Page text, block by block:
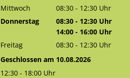
Von 14:00 bis 16:00 Uhr
Mittwoch 08:30 - 12:30 Uhr
Von 08:30 bis 12:30 Uhr
Donnerstag 08:30 - 12:30 Uhr
Von 08:30 bis 12:30 Uhr
14:00 - 16:00 Uhr
Von 14:00 bis 16:00 Uhr
Freitag 08:30 - 12:30 Uhr
Von 08:30 bis 12:30 Uhr
Geschlossen am 10.08.2026
12:30 - 18:00 Uhr